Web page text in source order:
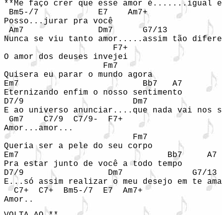
**Me faço crer que esse amor é.......igual
Bm5-/7            E7    Am7+
Posso...jurar pra você
Am7               Dm7      G7/13
Nunca se viu tanto amor.....assim tão
                      F7+
O amor dos deuses invejei
                    Fm7
Quisera eu parar o mundo agora
Em7                         Bb7   A7
Eternizando enfim o nosso sentimento
D7/9                      Dm7
E ao universo anunciar....que nada vai nos
Gm7    C7/9  C7/9-  F7+
Amor...amor...
                          Fm7
Queria ser a pele do seu corpo
Em7                              Bb7     A7
Pra estar junto de você a todo tempo
D7/9                 Dm7              G7/13
E...só assim realizar o meu desejo em te
  C7+  C7+  Bm5-/7  E7  Am7+
Amor..